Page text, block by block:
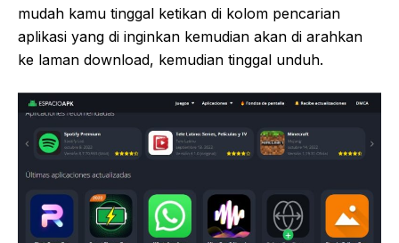
mudah kamu tinggal ketikan di kolom pencarian
aplikasi yang di inginkan kemudian akan di arahkan
ke laman download, kemudian tinggal unduh.